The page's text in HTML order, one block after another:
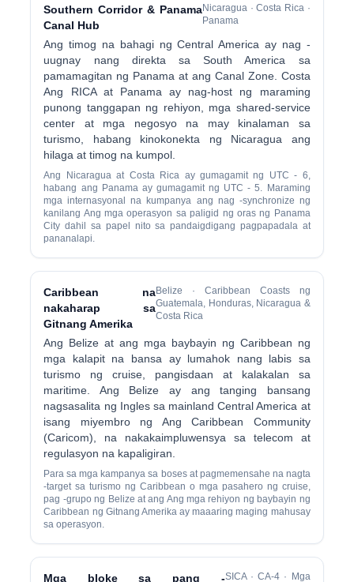
Southern Corridor & Panama
Canal Hub
Nicaragua · Costa Rica ·
Panama
Ang timog na bahagi ng Central America ay nag -
uugnay nang direkta sa South America sa
pamamagitan ng Panama at ang Canal Zone. Costa
Ang RICA at Panama ay nag-host ng maraming
punong tanggapan ng rehiyon, mga shared-service
center at mga negosyo na may kinalaman sa
turismo, habang kinokonekta ng Nicaragua ang
hilaga at timog na kumpol.
Ang Nicaragua at Costa Rica ay gumagamit ng UTC - 6,
habang ang Panama ay gumagamit ng UTC - 5. Maraming
mga internasyonal na kumpanya ang nag -synchronize ng
kanilang Ang mga operasyon sa paligid ng oras ng Panama
City dahil sa papel nito sa pandaigdigang pagpapadala at
pananalapi.
Caribbean na
nakaharap sa
Gitnang Amerika
Belize · Caribbean Coasts ng
Guatemala, Honduras, Nicaragua &
Costa Rica
Ang Belize at ang mga baybayin ng Caribbean ng
mga kalapit na bansa ay lumahok nang labis sa
turismo ng cruise, pangisdaan at kalakalan sa
maritime. Ang Belize ay ang tanging bansang
nagsasalita ng Ingles sa mainland Central America at
isang miyembro ng Ang Caribbean Community
(Caricom), na nakakaimpluwensya sa telecom at
regulasyon na kapaligiran.
Para sa mga kampanya sa boses at pagmemensahe na nagta
-target sa turismo ng Caribbean o mga pasahero ng cruise,
pag -grupo ng Belize at ang Ang mga rehiyon ng baybayin ng
Caribbean ng Gitnang Amerika ay maaaring maging mahusay
sa operasyon.
Mga bloke sa pang -SICA · CA-4 · Mga